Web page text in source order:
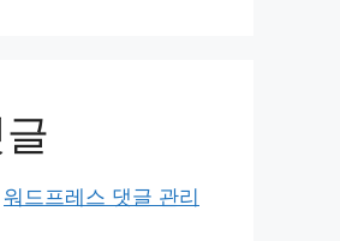
워드프레스 댓글 관리